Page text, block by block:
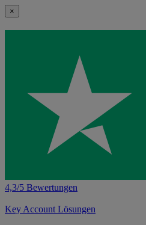
×
4,3/5 Bewertungen
Key Account Lösungen